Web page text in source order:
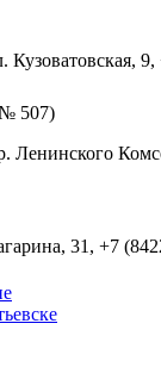
Кузоватовская,
507)
Ленинского
31, +7